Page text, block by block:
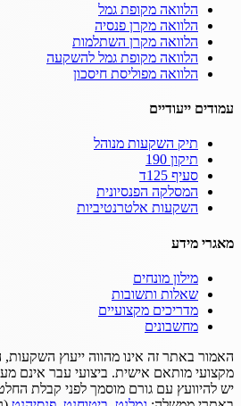
הלוואה מקופת גמל
הלוואה מקרן פנסיה
הלוואה מקרן השתלמות
הלוואה מקופת גמל להשקעה
הלוואה מפוליסת חיסכון
עמודים ייעודיים
תיק השקעות מנוהל
תיקון 190
סעיף 125ד
המסלקה הפנסיונית
השקעות אלטרנטיביות
מאגרי מידע
מילון מונחים
שאלות ותשובות
מדריכים מקצועיים
מחשבונים
האמור באתר זה אינו מהווה ייעוץ השקעות,
מקצועי מותאם אישית. ביצועי עבר אינם
יש להיוועץ עם גורם מוסמך לפני קבלת